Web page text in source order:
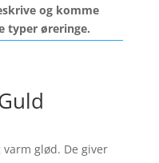
og komme
typer øreringe.
glød. De giver